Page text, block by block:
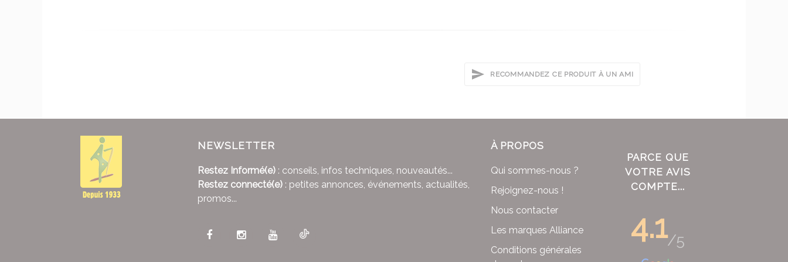
RECOMMANDEZ CE PRODUIT À UN AMI
À PROPOS
Qui sommes-nous ?
Rejoignez-nous !
Nous contacter
Les marques Alliance
Conditions générales
PARCE QUE
VOTRE AVIS
COMPTE...
4.1/5
NEWSLETTER
Restez Informé(e) : conseils, infos techniques, nouveautés...
Restez connecté(e) : petites annonces, événements, actualités,
promos...